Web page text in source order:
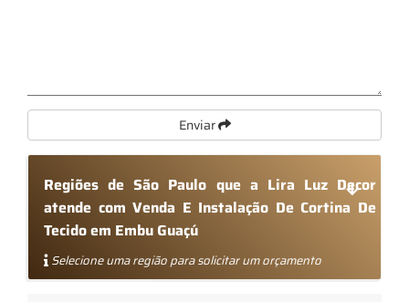
Enviar
Regiões de São Paulo que a Lira Luz Decor
atende com Venda E Instalação De Cortina De
Tecido em Embu Guaçú
Selecione uma região para solicitar um orçamento